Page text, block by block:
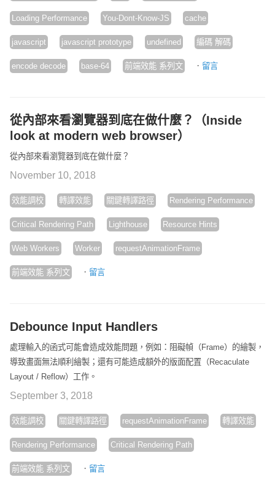
Loading Performance You-Dont-Know-JS cache
javascript javascript prototype undefined 編碼 解碼
encode decode base-64 前端效能 系列文 · 留言
從內部來看瀏覽器到底在做什麼？（Inside
look at modern web browser）
從內部來看瀏覽器到底在做什麼？
November 10, 2018
效能調校 轉譯效能 關鍵轉譯路徑 Rendering Performance
Critical Rendering Path Lighthouse Resource Hints
Web Workers Worker requestAnimationFrame
前端效能 系列文 · 留言
Debounce Input Handlers
處理輸入的函式可能會造成效能問題，例如：阻礙幀（Frame）的繪製，
導致畫面無法順利繪製；還有可能造成額外的版面配置（Recaculate
Layout / Reflow）工作。
September 3, 2018
效能調校 關鍵轉譯路徑 requestAnimationFrame 轉譯效能
Rendering Performance Critical Rendering Path
前端效能 系列文 · 留言